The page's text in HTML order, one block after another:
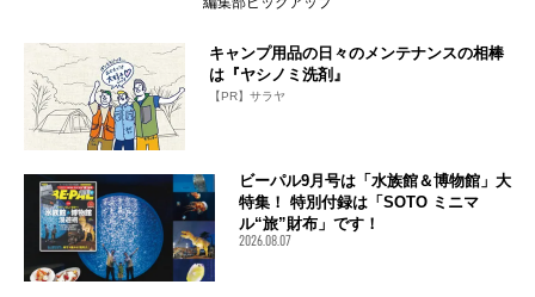
キャンプ用品の日々のメンテナンスの相棒
は『ヤシノミ洗剤』
【PR】サラヤ
ビーパル9月号は「水族館＆博物館」大
特集！ 特別付録は「SOTO ミニマ
ル“旅”財布」です！
2026.08.07